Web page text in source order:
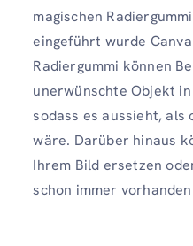
magischen
eingeführt wurde
Radiergummi können
unerwünschte Objekt
sodass es aussieht, als
wäre. Darüber hinaus
Ihrem Bild ersetzen
schon immer